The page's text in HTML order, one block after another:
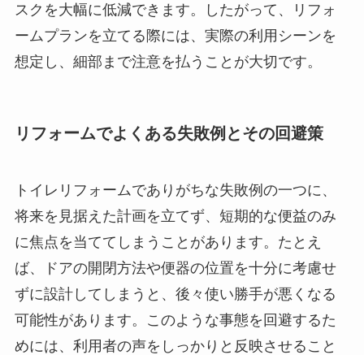
スクを大幅に低減できます。したがって、リフォ
ームプランを立てる際には、実際の利用シーンを
想定し、細部まで注意を払うことが大切です。
リフォームでよくある失敗例とその回避策
トイレリフォームでありがちな失敗例の一つに、
将来を見据えた計画を立てず、短期的な便益のみ
に焦点を当ててしまうことがあります。たとえ
ば、ドアの開閉方法や便器の位置を十分に考慮せ
ずに設計してしまうと、後々使い勝手が悪くなる
可能性があります。このような事態を回避するた
めには、利用者の声をしっかりと反映させること